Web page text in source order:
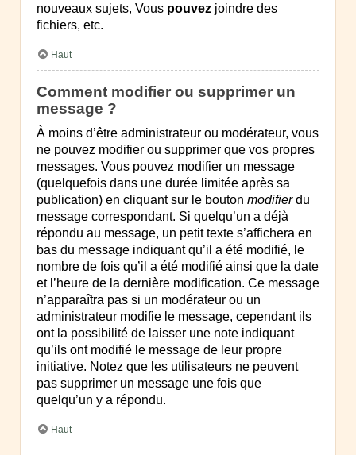
nouveaux sujets, Vous pouvez joindre des
fichiers, etc.
Haut
Comment modifier ou supprimer un
message ?
À moins d’être administrateur ou modérateur, vous
ne pouvez modifier ou supprimer que vos propres
messages. Vous pouvez modifier un message
(quelquefois dans une durée limitée après sa
publication) en cliquant sur le bouton modifierdu
message correspondant. Si quelqu’un a déjà
répondu au message, un petit texte s’affichera en
bas du message indiquant qu’il a été modifié, le
nombre de fois qu’il a été modifié ainsi que la date
et l’heure de la dernière modification. Ce message
n’apparaîtra pas si un modérateur ou un
administrateur modifie le message, cependant ils
ont la possibilité de laisser une note indiquant
qu’ils ont modifié le message de leur propre
initiative. Notez que les utilisateurs ne peuvent
pas supprimer un message une fois que
quelqu’un y a répondu.
Haut